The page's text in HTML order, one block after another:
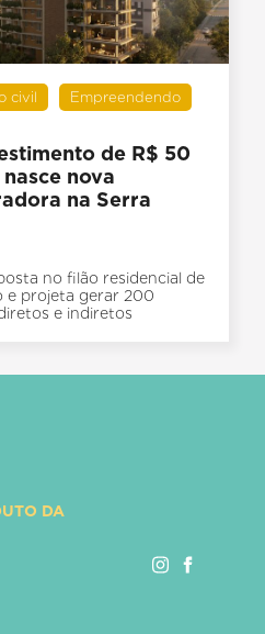
civil Empreendendo
de R$ 50
nova
na Serra
no filão residencial de
e projeta gerar 200
e indiretos
DA